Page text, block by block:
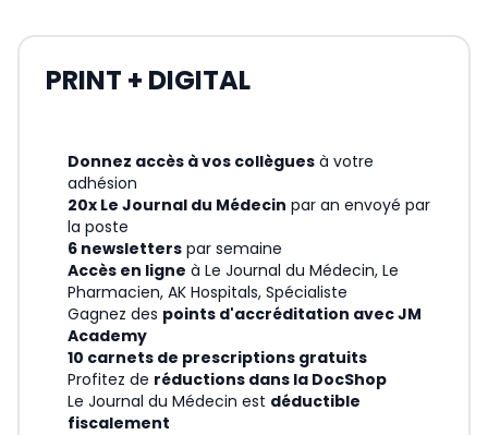
PRINT + DIGITAL
Donnez accès à vos collègues à votre
adhésion
20x Le Journal du Médecin par an envoyé par
la poste
6 newsletters par semaine
Accès en ligne à Le Journal du Médecin, Le
Pharmacien, AK Hospitals, Spécialiste
Gagnez des points d'accréditation avec JM
Academy
10 carnets de prescriptions gratuits
Profitez de réductions dans la DocShop
Le Journal du Médecin est déductible
fiscalement